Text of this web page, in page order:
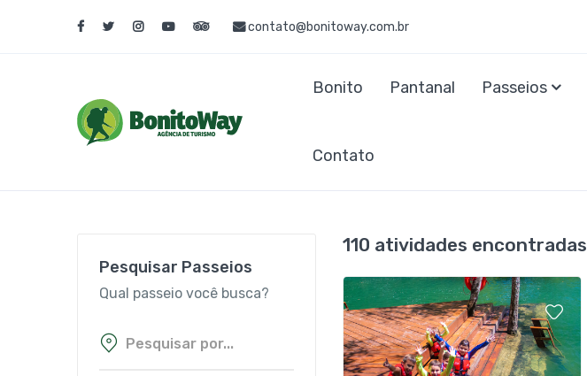
contato@bonitoway.com.br
Bonito Pantanal Passeios
Contato
Pesquisar Passeios
Qual passeio você busca?
110 atividades encontradas